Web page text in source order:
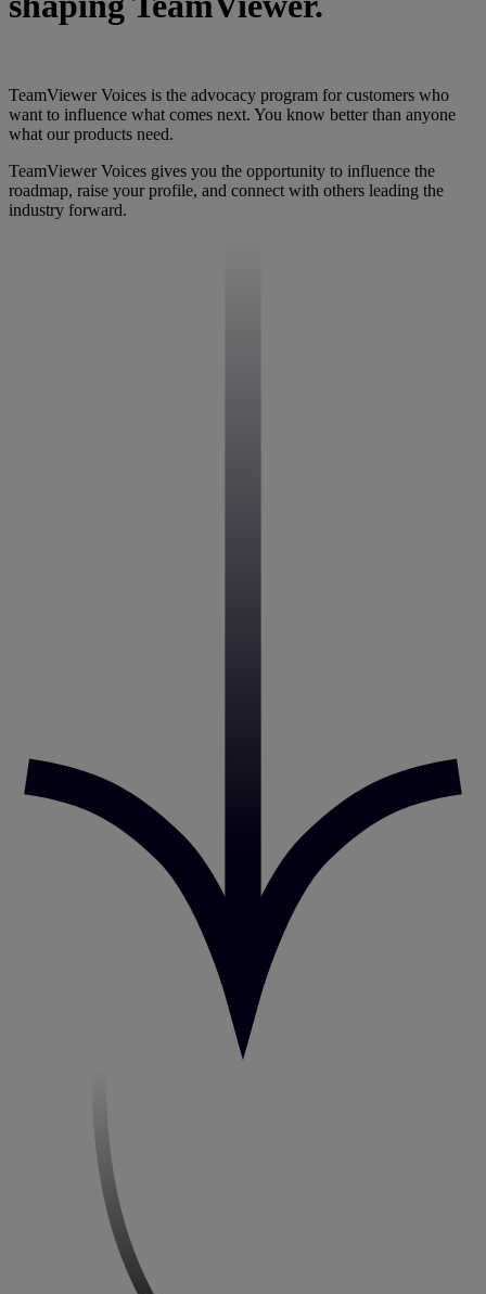
TeamViewer Voices is the advocacy program for customers who
want to influence what comes next. You know better than anyone
what our products need.
TeamViewer Voices gives you the opportunity to influence the
roadmap, raise your profile, and connect with others leading the
industry forward.